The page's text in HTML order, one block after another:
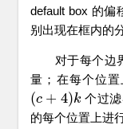
default box 的
别出现在框内的
对于每个边
量；在每个位置
(c + 4)k
(c+4) k 个过滤
的每个位置上进